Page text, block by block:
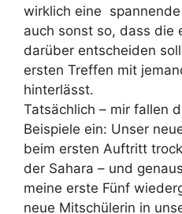
wirklich eine
auch sonst so, dass die
darüber entscheiden
ersten Treffen mit
hinterlässt.
Tatsächlich – mir fallen
Beispiele ein: Unser
beim ersten Auftritt
der Sahara – und
meine erste Fünf
neue Mitschülerin in